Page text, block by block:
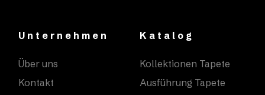
Unternehmen
Über uns
Kontakt
Katalog
Kollektionen Tapete
Ausführung Tapete